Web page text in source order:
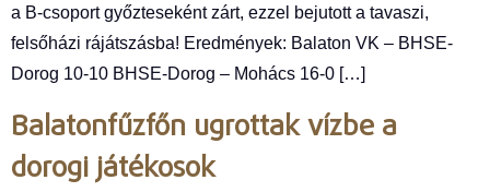
a B-csoport győzteseként zárt, ezzel bejutott a tavaszi,
felsőházi rájátszásba! Eredmények: Balaton VK – BHSE-
Dorog 10-10 BHSE-Dorog – Mohács 16-0 […]
Balatonfűzfőn ugrottak vízbe a
dorogi játékosok